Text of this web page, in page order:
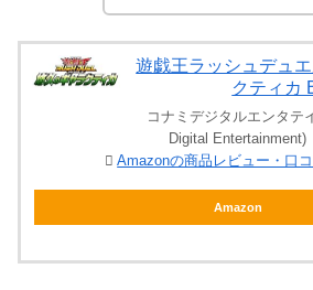
遊戯王ラッシュデュ
クティカ
コナミデジタルエンタテ
Digital Entertainment)
Amazonの商品レビュー・口
Amazon